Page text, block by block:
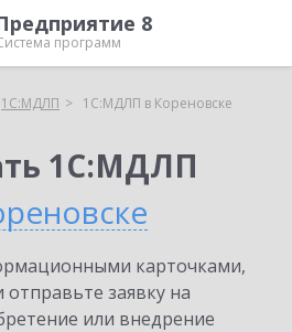
8
программ
1С:МДЛП 1С:МДЛП в Кореновске
1С:МДЛП
карточками,
заявку на
или внедрение